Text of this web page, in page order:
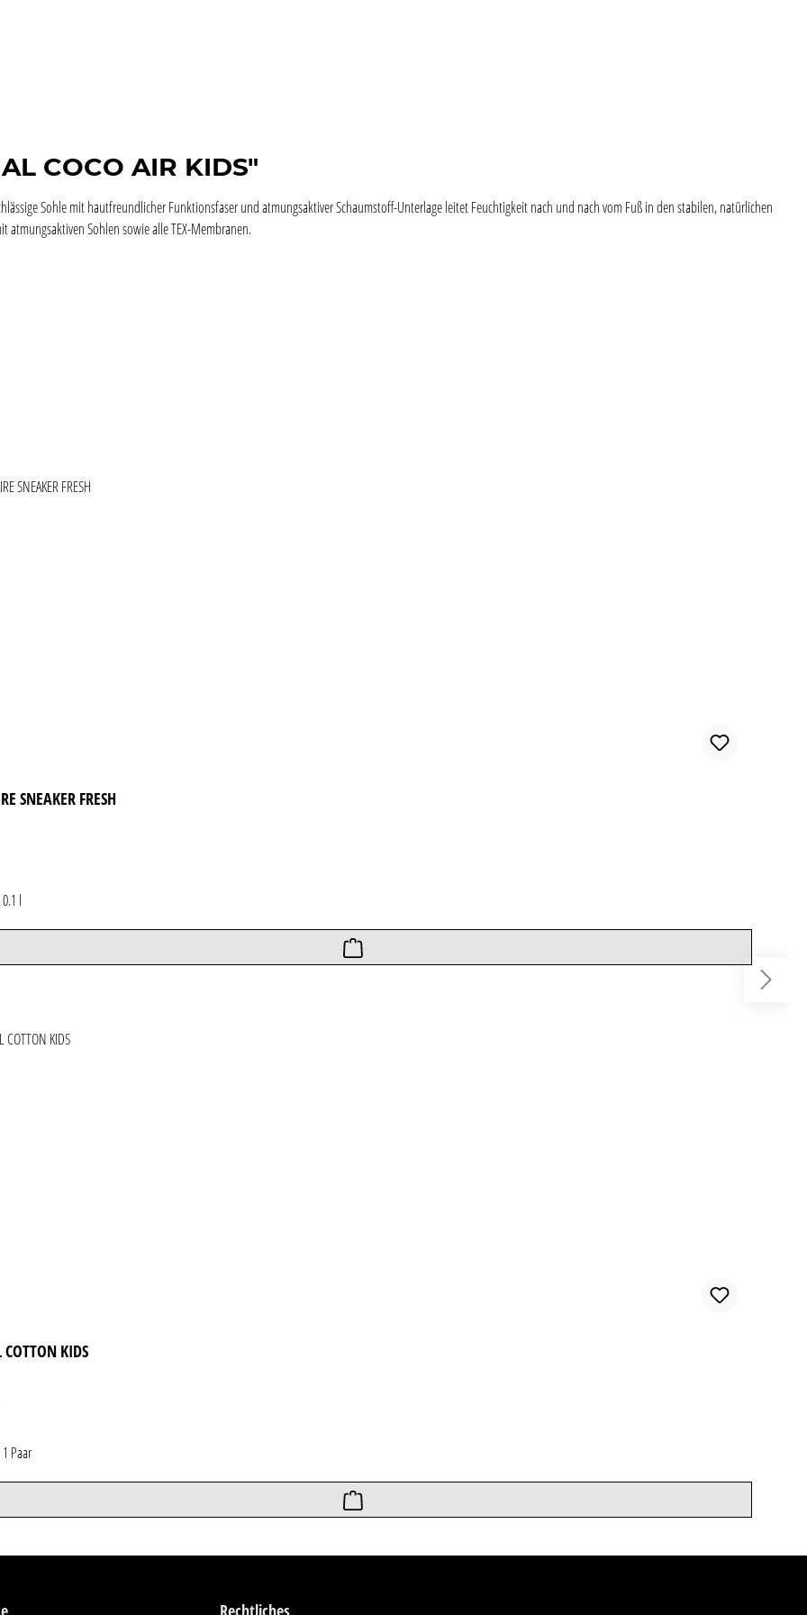
COCO AIR KIDS"
Sohle mit hautfreundlicher Funktionsfaser und atmungsaktiver Schaumstoff-Unterlage leitet Feuchtigkeit nach und nach vom Fuß in den stabilen, natürlichen
Sohlen sowie alle TEX-Membranen.
SNEAKER FRESH
0.1 l
COTTON KIDS
1 Paar
Rechtliches